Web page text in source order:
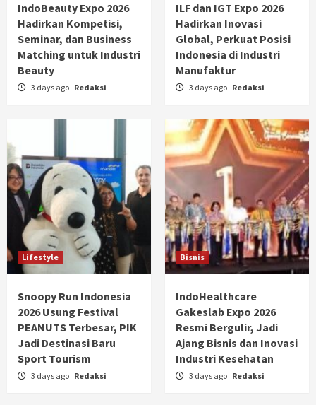
IndoBeauty Expo 2026
Hadirkan Kompetisi,
Seminar, dan Business
Matching untuk Industri
Beauty
3 days ago Redaksi
ILF dan IGT Expo 2026
Hadirkan Inovasi
Global, Perkuat Posisi
Indonesia di Industri
Manufaktur
3 days ago Redaksi
Lifestyle
Snoopy Run Indonesia
2026 Usung Festival
PEANUTS Terbesar, PIK
Jadi Destinasi Baru
Sport Tourism
3 days ago Redaksi
Bisnis
IndoHealthcare
Gakeslab Expo 2026
Resmi Bergulir, Jadi
Ajang Bisnis dan Inovasi
Industri Kesehatan
3 days ago Redaksi